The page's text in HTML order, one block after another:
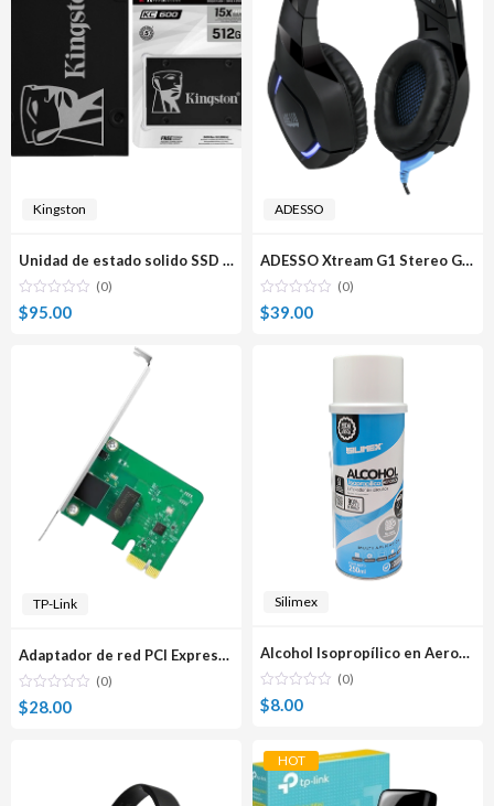
Kingston
Unidad de estado solido SSD Kingston KC600 512Gb
(0)
$95.00
ADESSO
ADESSO Xtream G1 Stereo Gaming Audífonos Alámbricos con Micrófono
(0)
$39.00
TP-Link
Adaptador de red PCI Express Gigabit TP-Link
(0)
$28.00
Silimex
Alcohol Isopropílico en Aerosol SILIMEX 250ml
(0)
$8.00
HOT